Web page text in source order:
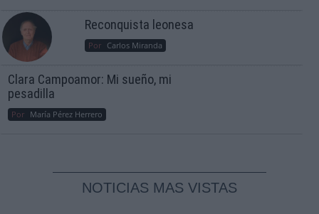
Reconquista leonesa
Por Carlos Miranda
Clara Campoamor: Mi sueño, mi
pesadilla
Por María Pérez Herrero
NOTICIAS MAS VISTAS